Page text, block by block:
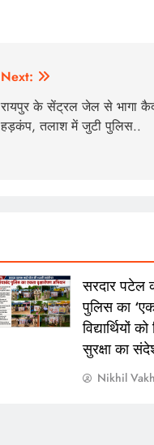
Next:
रायपुर के सेंट्रल जेल से भागा
हड़कंप, तलाश में जुटी पुलिस..
सरदार पटेल
पुलिस का
विद्यार्थियों
सुरक्षा का
Nikhil